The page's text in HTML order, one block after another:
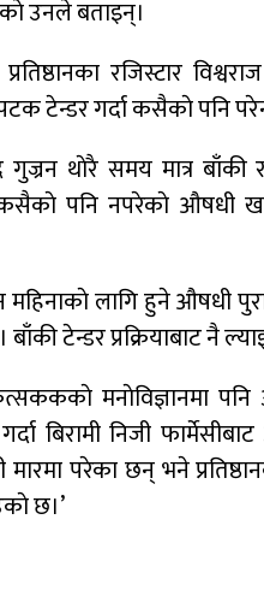
उनले बताइन्।
रजिस्टार
टेन्डर गर्दा कसैकाे पनि
गुज्रन थाेरै समय मात्र
पनि नपरेकाे औषधी
महिनाकाे लागि हुने औषधी
टेन्डर प्रक्रियाबाट नै
मनाेविज्ञानमा
बिरामी निजी
परेका छन् भने
छ।’